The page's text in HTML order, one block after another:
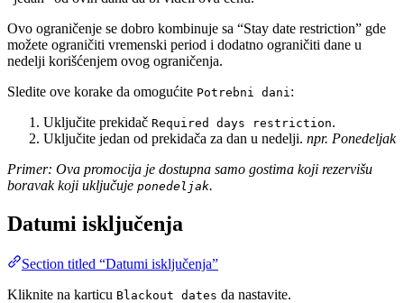
Ovo ograničenje se dobro kombinuje sa “Stay date restriction” gde
možete ograničiti vremenski period i dodatno ograničiti dane u
nedelji korišćenjem ovog ograničenja.
Sledite ove korake da omogućite Potrebni dani :
Uključite prekidač Required days restriction.
Uključite jedan od prekidača za dan u nedelji. npr. Ponedeljak
Primer: Ova promocija je dostupna samo gostima koji rezervišu
boravak koji uključuje ponedeljak.
Datumi isključenja
Section titled “Datumi isključenja”
Kliknite na karticu Blackout dates da nastavite.